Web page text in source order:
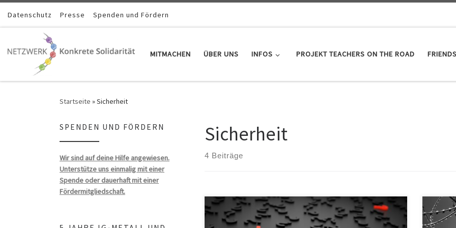
Zum Inhalt springen
Datenschutz Presse Spenden und Fördern
MITMACHEN ÜBER UNS INFOS PROJEKT TEACHERS ON THE ROAD FRIENDS
Startseite »Sicherheit
Sicherheit
4 Beiträge
SPENDEN UND FÖRDERN
Wir sind auf deine Hilfe angewiesen.
Unterstütze uns einmalig mit einer
Spende oder dauerhaft mit einer
Fördermitgliedschaft.